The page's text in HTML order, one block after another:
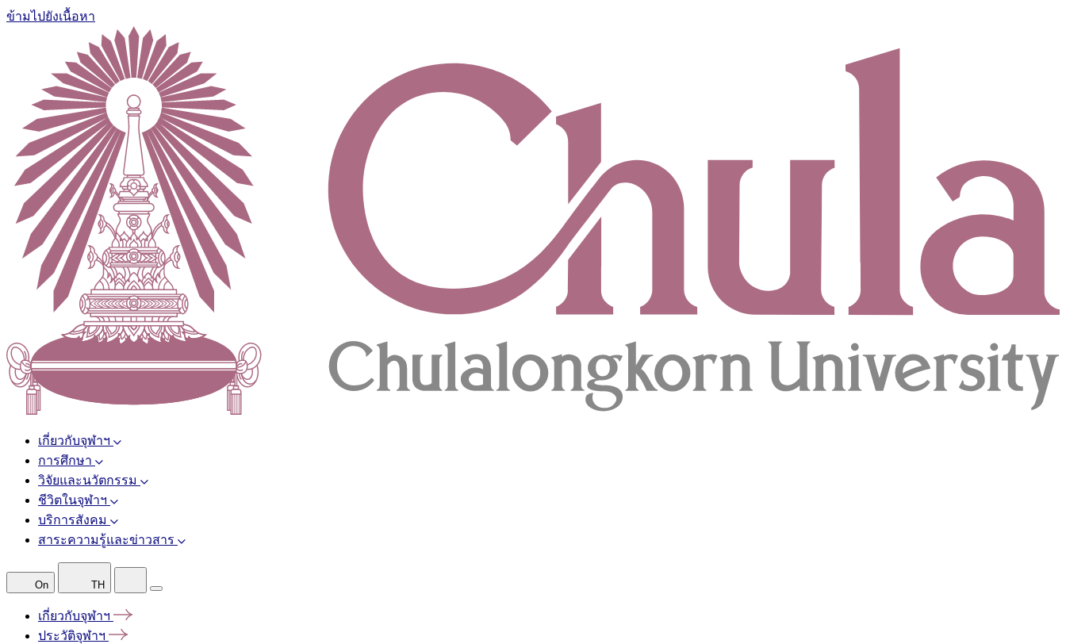
ข้ามไปยังเนื้อหา
เกี่ยวกับจุฬาฯ
การศึกษา
วิจัยและนวัตกรรม
ชีวิตในจุฬาฯ
บริการสังคม
สาระความรู้และข่าวสาร
On TH
เกี่ยวกับจุฬาฯ
ประวัติจุฬาฯ